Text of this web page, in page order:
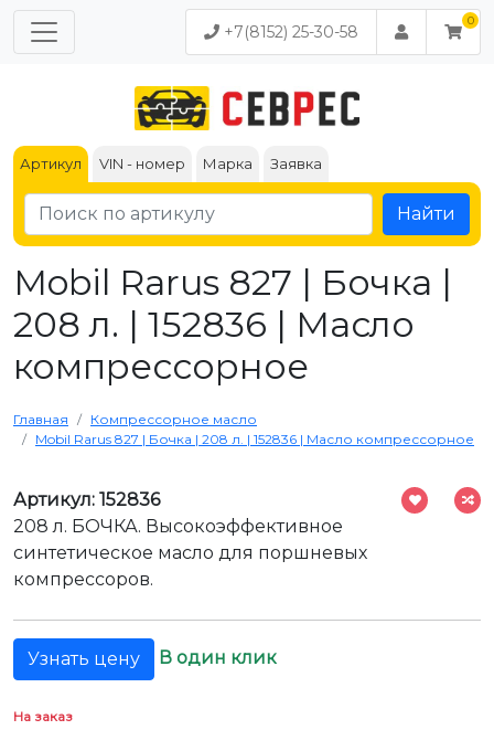
+7(8152) 25-30-58
Артикул VIN - номер Марка Заявка
Найти
Mobil Rarus 827 | Бочка |
208 л. | 152836 | Масло
компрессорное
Главная
Компрессорное масло
Mobil Rarus 827 | Бочка | 208 л. | 152836 | Масло компрессорное
Артикул: 152836
208 л. БОЧКА. Высокоэффективное
синтетическое масло для поршневых
компрессоров.
Узнать цену В один клик
На заказ